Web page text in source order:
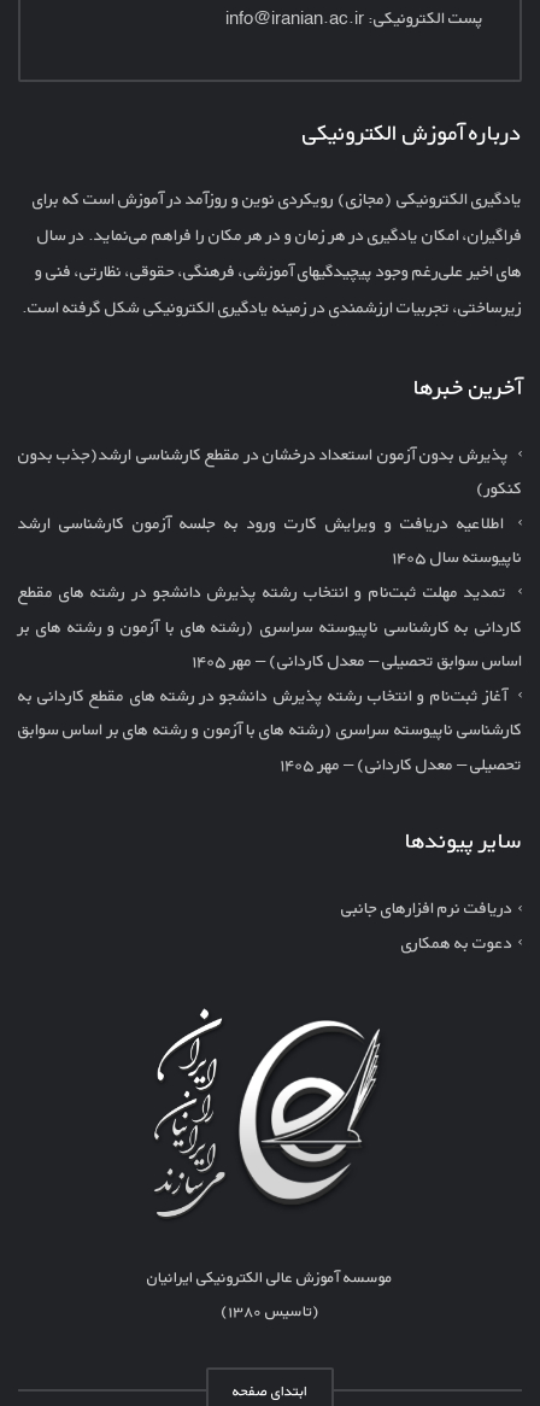
پست الکترونیکی:
درباره آموزش الکترونیکی
یادگیری الکترونیکی (مجازی) رویکردی نوین و روزآمد در آموزش است که برای
فراگیران، امکان یادگیری در هر زمان و در هر مکان را فراهم می‌نماید. در سال
های اخیر علی‌رغم وجود پیچیدگیهای آموزشی، فرهنگی، حقوقی، نظارتی، فنی و
زیرساختی، تجربیات ارزشمندی در زمینه یادگیری الکترونیکی شکل گرفته است.
آخرین خبرها
پذیرش بدون آزمون استعداد درخشان در مقطع کارشناسی ارشد(جذب بدون
کنکور)
اطلاعیه دریافت و ویرایش کارت ورود به جلسه آزمون کارشناسی ارشد
ناپیوسته سال ۱۴۰۵
تمدید مهلت ثبت‌نام و انتخاب رشته پذیرش دانشجو در رشته های مقطع
کاردانی به کارشناسی ناپیوسته سراسری (رشته های با آزمون و رشته های بر
اساس سوابق تحصیلی – معدل کاردانی) – مهر ۱۴۰۵
آغاز ثبت‌نام و انتخاب رشته پذیرش دانشجو در رشته های مقطع کاردانی به
کارشناسی ناپیوسته سراسری (رشته های با آزمون و رشته های بر اساس سوابق
تحصیلی – معدل کاردانی) – مهر ۱۴۰۵
سایر پیوندها
دریافت نرم افزارهای جانبی
دعوت به همکاری
موسسه آموزش عالی الکترونیکی ایرانیان
(تاسیس ۱۳۸۰)